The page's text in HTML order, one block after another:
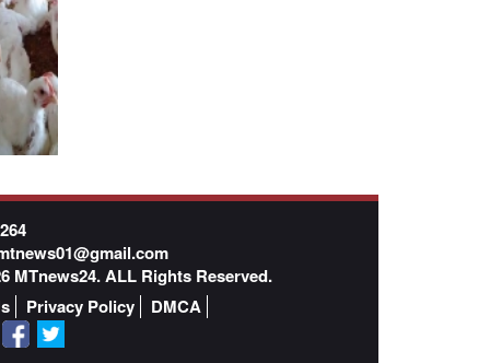
MTnews24. ALL Rights Reserved.
Privacy Policy DMCA